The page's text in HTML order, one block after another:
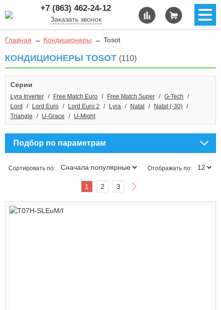
+7 (863) 462-24-12
Заказать звонок
Главная Кондиционеры Tosot
КОНДИЦИОНЕРЫ TOSOT (110)
Серии
Lyra Inverter Free Match Euro Free Match Super
G-Tech
Lord
Lord Euro Lord Euro 2 Lyra Natal
Natal (-30)
Triangle
U-Grace U-Might
Подбор по параметрам
Сортировать по: Отображать по:
1 2 3